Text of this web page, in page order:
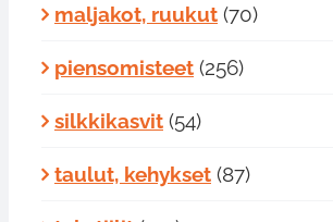
maljakot, ruukut (70)
piensomisteet (256)
silkkikasvit (54)
taulut, kehykset (87)